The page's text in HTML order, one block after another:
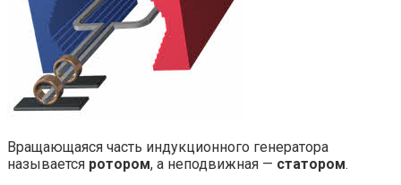
Вращающаяся часть индукционного генератора
называется ротором, а неподвижная — статором.